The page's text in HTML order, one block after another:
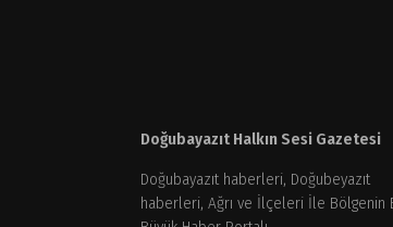
Doğubayazıt Halkın Sesi Gazetesi
Doğubayazıt haberleri, Doğubeyazıt
haberleri, Ağrı ve İlçeleri İle Bölgenin